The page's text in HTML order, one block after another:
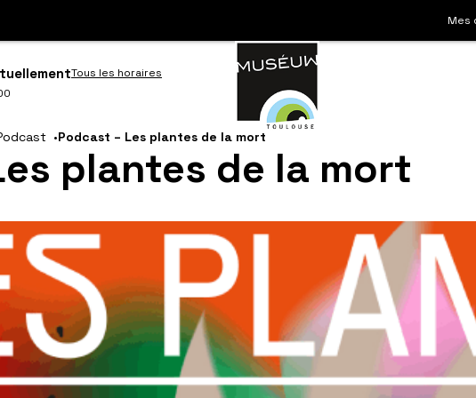
Aller
la
navigation
Aller
à
Mes
Tous les horaires
Podcast – Les plantes de la mort
plantes de la mort